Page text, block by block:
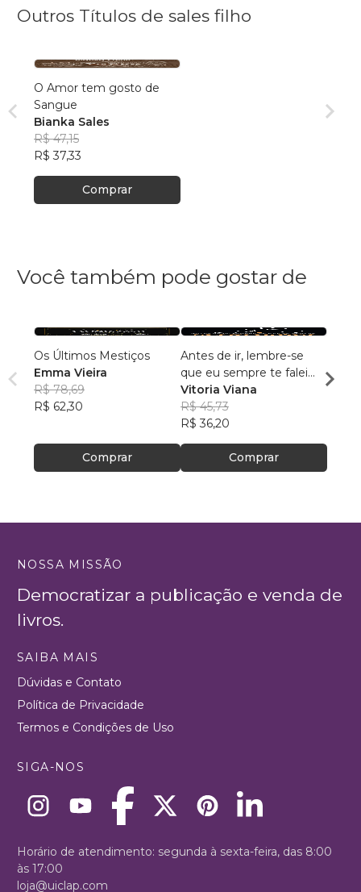
Outros Títulos de sales filho
O Amor tem gosto de
Sangue
Bianka Sales
R$ 47,15
R$ 37,33
Comprar
Você também pode gostar de
Os Últimos Mestiços
Emma Vieira
R$ 78,69
R$ 62,30
Comprar
Antes de ir, lembre-se
que eu sempre te falei
que seria amor
Vitoria Viana
R$ 45,73
R$ 36,20
Comprar
José
NOSSA MISSÃO
Democratizar a publicação e venda de
livros.
SAIBA MAIS
Dúvidas e Contato
Política de Privacidade
Termos e Condições de Uso
SIGA-NOS
Horário de atendimento: segunda à sexta-feira, das 8:00
às 17:00
loja@uiclap.com